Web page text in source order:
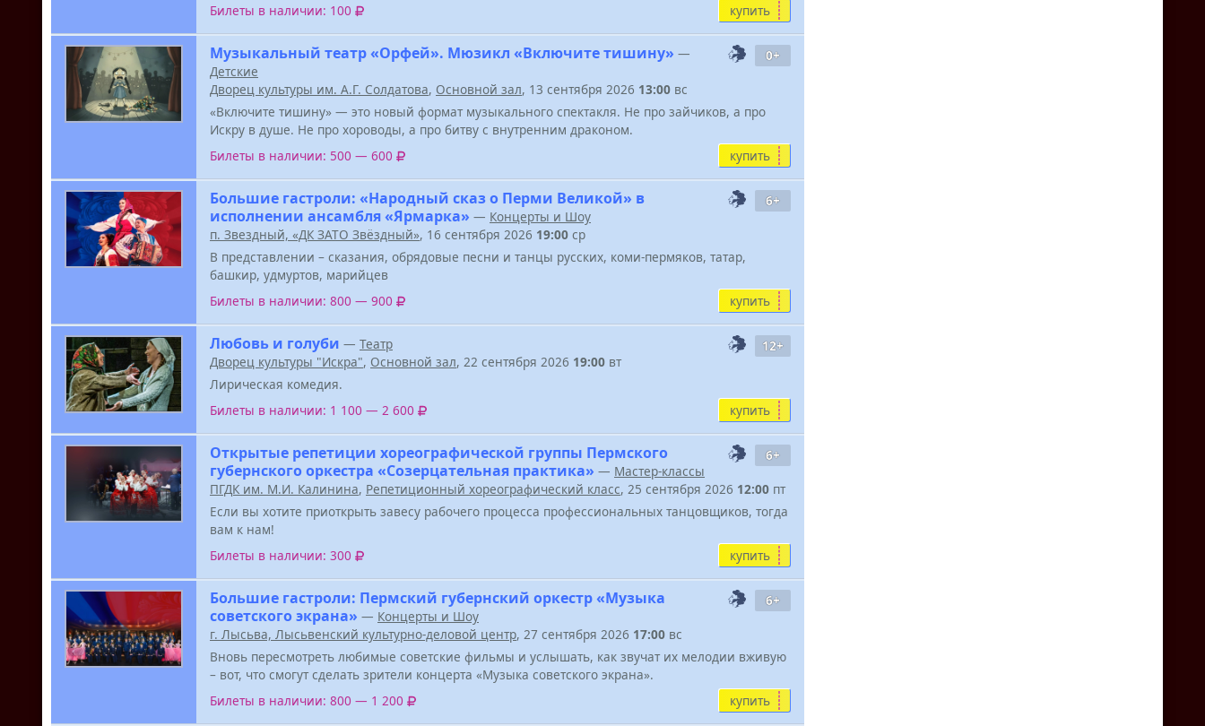
Билеты в наличии: 100
купить
0+
Музыкальный театр «Орфей». Мюзикл «Включите тишину» —
Детские
Дворец культуры им. А.Г. Солдатова, Основной зал, 13 сентября 2026 13:00 вс
«Включите тишину» — это новый формат музыкального спектакля. Не про зайчиков, а про
Искру в душе. Не про хороводы, а про битву с внутренним драконом.
Билеты в наличии: 500 — 600
купить
6+
Большие гастроли: «Народный сказ о Перми Великой» в
исполнении ансамбля «Ярмарка» — Концерты и Шоу
п. Звездный, «ДК ЗАТО Звёздный», 16 сентября 2026 19:00 ср
В представлении – сказания, обрядовые песни и танцы русских, коми-пермяков, татар,
башкир, удмуртов, марийцев
Билеты в наличии: 800 — 900
купить
12+
Любовь и голуби — Театр
Дворец культуры "Искра", Основной зал, 22 сентября 2026 19:00 вт
Лирическая комедия.
Билеты в наличии: 1 100 — 2 600
купить
6+
Открытые репетиции хореографической группы Пермского
губернского оркестра «Созерцательная практика» — Мастер-классы
ПГДК им. М.И. Калинина, Репетиционный хореографический класс, 25 сентября 2026 12:00 пт
Если вы хотите приоткрыть завесу рабочего процесса профессиональных танцовщиков, тогда
вам к нам!
Билеты в наличии: 300
купить
6+
Большие гастроли: Пермский губернский оркестр «Музыка
советского экрана» — Концерты и Шоу
г. Лысьва, Лысьвенский культурно-деловой центр, 27 сентября 2026 17:00 вс
Вновь пересмотреть любимые советские фильмы и услышать, как звучат их мелодии вживую
– вот, что смогут сделать зрители концерта «Музыка советского экрана».
Билеты в наличии: 800 — 1 200
купить